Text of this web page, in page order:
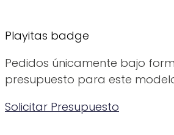
Playitas badge
Pedidos únicamente bajo
presupuesto para este
Solicitar Presupuesto